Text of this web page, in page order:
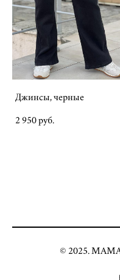
Джинсы, черные
2 950 pуб.
© 2025.